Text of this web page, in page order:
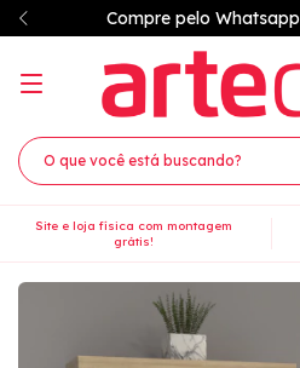
7% OFF à
Site e loja física com montagem
grátis!